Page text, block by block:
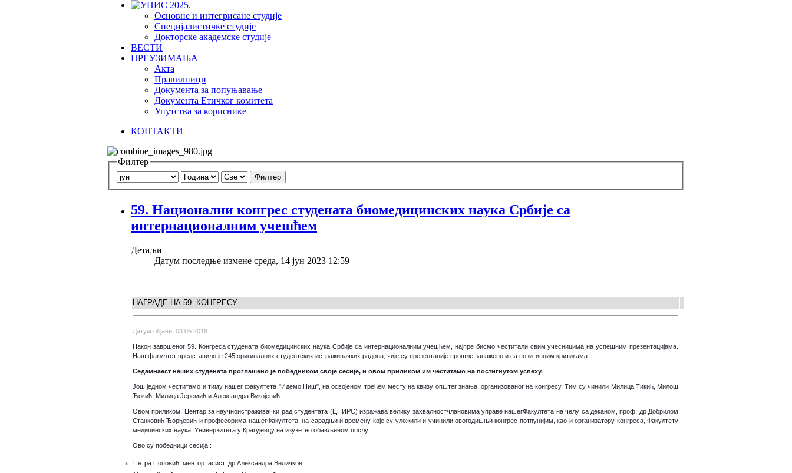
Основне и интегрисане студије
Специјалистичке студије
Докторске академске студије
ВЕСТИ
ПРЕУЗИМАЊА
Акта
Правилници
Документа за попуњавање
Документа Етичког комитета
Упутства за кориснике
КОНТАКТИ
Филтер
Филтер
59. Нaциoнaлни кoнгрeс студената биомедицинских наука Србије са
интернационалним учешћем
Детаљи
Датум последње измене среда, 14 јун 2023 12:59
НАГРАДЕ НА 59. КОНГРЕСУ
Датум објаве: 03.05.2018.
Након завршеног 59. Конгреса студената биомедицинских наука Србије са интернационалним учешћем, најпре бисмо честитали свим учесницима на успешним презентацијама.
Наш факултет представило је 245 оригиналних студентских истраживачких радова, чије су презентације прошле запажено и са позитивним критикама.
Седамнаест наших студената проглашено је победником своје сесије, и овом приликом им честитамо на постигнутом успеху.
Још једном честитамо и тиму нашег факултета "Идемо Ниш", на освојеном трећем месту на квизу општег знања, организованог на конгресу. Тим су чинили Милица Тикић, Милош
Ђокић, Милица Јеремић и Александра Вукојевић.
Овом приликом, Центар за научноистраживачки рад студентата (ЦНИРС) изражава велику захвалностчлановима управе нашегФакултета на челу са деканом, проф. др Добрилом
Станковић Ђорђевић и професорима нашегФакултета, на сарадњи и времену које су уложили и учинили овогодишњи конгрес потпунијим, као и организатору конгреса, Факултету
медицинских наука, Универзитета у Крагујевцу на изузетно обављеном послу.
Ово су победници сесија :
Петра Поповић; ментор: асист. др Александра Величков